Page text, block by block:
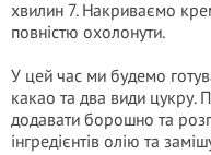
хвилин 7. Накриваємо
повністю охолонути.
У цей час ми будемо
какао та два види цукру.
додавати борошно та
інгредієнтів олію та